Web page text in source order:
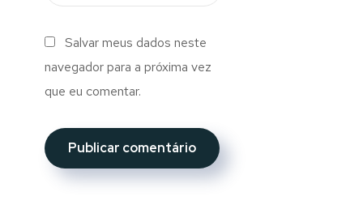
Salvar meus dados neste
navegador para a próxima vez
que eu comentar.